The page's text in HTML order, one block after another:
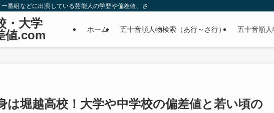
番組などに出演している芸能人の学歴や偏差値、さらに政治家やスポーツ選手などの有名人の学
・大学
値.com
ホーム 五十音順人物検索（あ行～さ行） 五十音順
は堀越高校！大学や中学校の偏差値と若い頃の